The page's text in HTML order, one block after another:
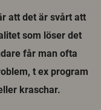
att det är svårt att
som löser det
får man ofta
t ex program
kraschar.